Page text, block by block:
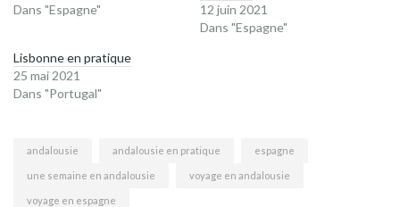
Dans "Espagne"
12 juin 2021
Dans "Espagne"
Lisbonne en pratique
25 mai 2021
Dans "Portugal"
andalousie andalousie en pratique espagne
une semaine en andalousie voyage en andalousie
voyage en espagne